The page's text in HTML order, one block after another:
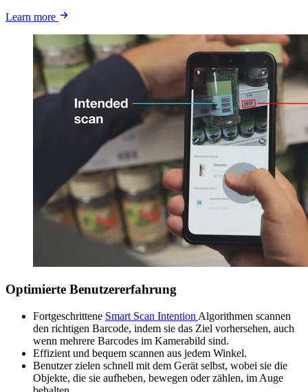
Learn more
Optimierte Benutzererfahrung
Fortgeschrittene Smart Scan Intention Algorithmen scannen
den richtigen Barcode, indem sie das Ziel vorhersehen, auch
wenn mehrere Barcodes im Kamerabild sind.
Effizient und bequem scannen aus jedem Winkel.
Benutzer zielen schnell mit dem Gerät selbst, wobei sie die
Objekte, die sie aufheben, bewegen oder zählen, im Auge